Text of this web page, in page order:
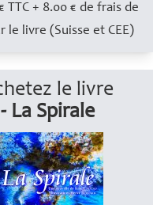
TTC + 8.00 € de frais de
le livre (Suisse et CEE)
le livre
- La Spirale